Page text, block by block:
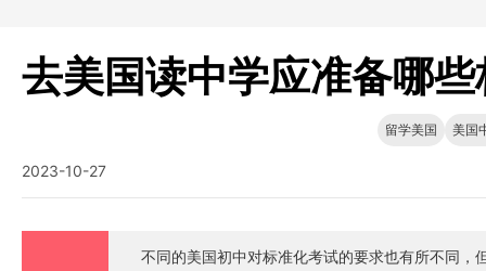
去美国读中学应准备哪
留学美国 美国
2023-10-27
不同的美国初中对标准化考试的要求也有所不同